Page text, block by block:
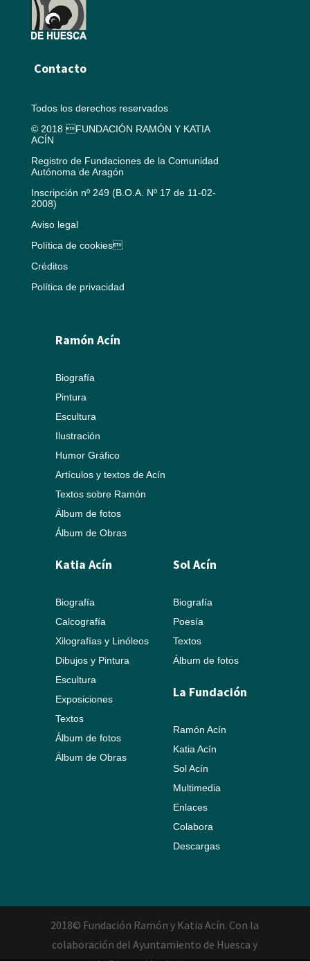
Contacto
Todos los derechos reservados
© 2018 FUNDACIÓN RAMÓN Y KATIA
ACÍN
Registro de Fundaciones de la Comunidad
Autónoma de Aragón
Inscripción nº 249 (B.O.A. Nº 17 de 11-02-
2008)
Aviso legal
Política de cookies
Créditos
Política de privacidad
Ramón Acín
Biografía
Pintura
Escultura
Ilustración
Humor Gráfico
Artículos y textos de Acín
Textos sobre Ramón
Álbum de fotos
Álbum de Obras
Katia Acín
Biografía
Calcografía
Xilografías y Linóleos
Dibujos y Pintura
Escultura
Exposiciones
Textos
Álbum de fotos
Álbum de Obras
Sol Acín
Biografía
Poesía
Textos
Álbum de fotos
La Fundación
Ramón Acín
Katia Acín
Sol Acín
Multimedia
Enlaces
Colabora
Descargas
2018© Fundación Ramón y Katia Acín. Con la
colaboración del Ayuntamiento de Huesca y